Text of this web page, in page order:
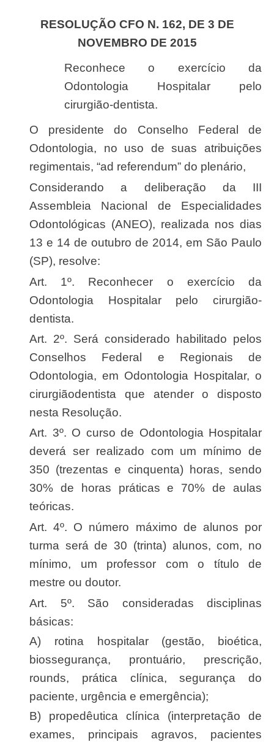
RESOLUÇÃO CFO N. 162, DE 3 DE
NOVEMBRO DE 2015
Reconhece o exercício da
Odontologia Hospitalar pelo
cirurgião-dentista.
O presidente do Conselho Federal de
Odontologia, no uso de suas atribuições
regimentais, “ad referendum” do plenário,
Considerando a deliberação da III
Assembleia Nacional de Especialidades
Odontológicas (ANEO), realizada nos dias
13 e 14 de outubro de 2014, em São Paulo
(SP), resolve:
Art. 1º. Reconhecer o exercício da
Odontologia Hospitalar pelo cirurgião-
dentista.
Art. 2º. Será considerado habilitado pelos
Conselhos Federal e Regionais de
Odontologia, em Odontologia Hospitalar, o
cirurgiãodentista que atender o disposto
nesta Resolução.
Art. 3º. O curso de Odontologia Hospitalar
deverá ser realizado com um mínimo de
350 (trezentas e cinquenta) horas, sendo
30% de horas práticas e 70% de aulas
teóricas.
Art. 4º. O número máximo de alunos por
turma será de 30 (trinta) alunos, com, no
mínimo, um professor com o título de
mestre ou doutor.
Art. 5º. São consideradas disciplinas
básicas:
a) rotina hospitalar (gestão, bioética,
biossegurança, prontuário, prescrição,
rounds, prática clínica, segurança do
paciente, urgência e emergência);
b) propedêutica clínica (interpretação de
exames, principais agravos, pacientes